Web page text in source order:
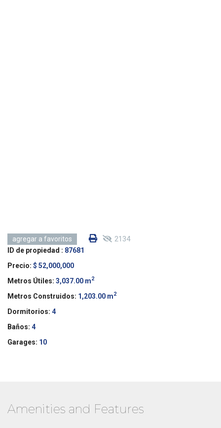
agregar a favoritos 2134
ID de propiedad : 87681
Precio: $ 52,000,000
Metros Útiles: 3,037.00 m2
Metros Construidos: 1,203.00 m2
Dormitorios: 4
Baños: 4
Garages: 10
Amenities and Features